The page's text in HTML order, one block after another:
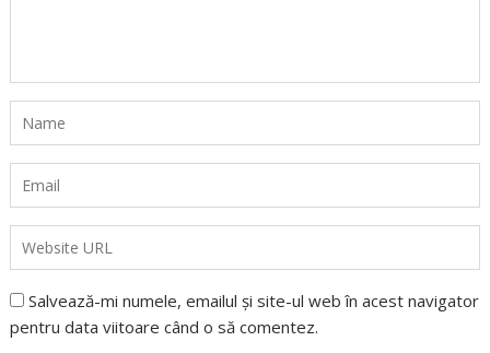
Salvează-mi numele, emailul și site-ul web în acest navigator
pentru data viitoare când o să comentez.